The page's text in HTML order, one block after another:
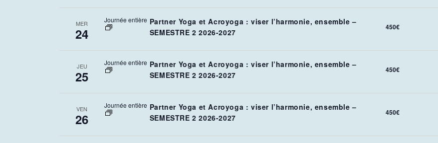
MER
24
Journée entière Partner Yoga et Acroyoga : viser l’harmonie, ensemble –
SEMESTRE 2 2026-2027
450€
JEU
25
Journée entière Partner Yoga et Acroyoga : viser l’harmonie, ensemble –
SEMESTRE 2 2026-2027
450€
VEN
26
Journée entière Partner Yoga et Acroyoga : viser l’harmonie, ensemble –
SEMESTRE 2 2026-2027
450€